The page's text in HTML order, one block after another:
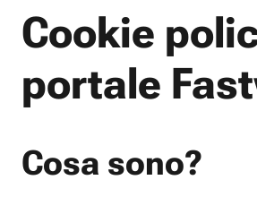
Cookie
portale
Cosa sono?